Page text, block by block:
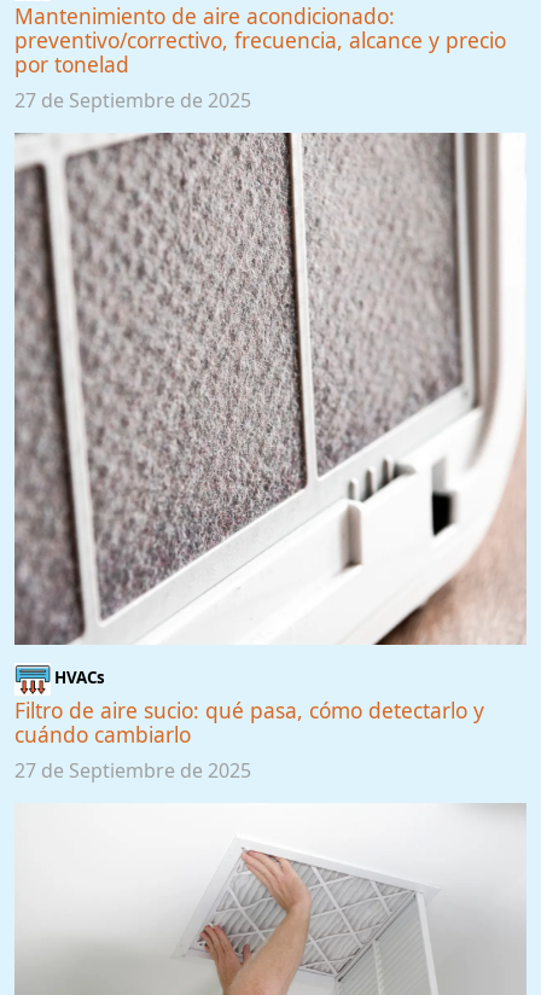
Mantenimiento de aire acondicionado:
preventivo/correctivo, frecuencia, alcance y precio
por tonelad
27 de Septiembre de 2025
HVACs
Filtro de aire sucio: qué pasa, cómo detectarlo y
cuándo cambiarlo
27 de Septiembre de 2025